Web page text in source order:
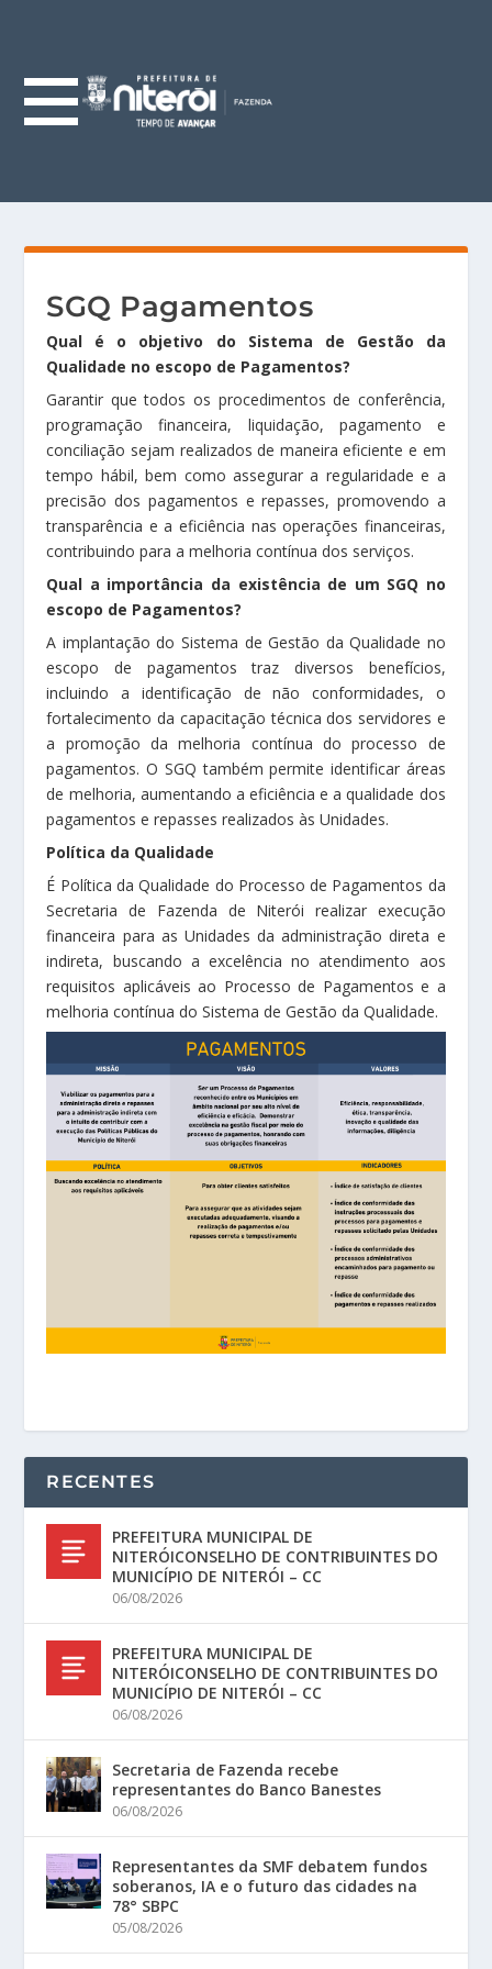
SGQ Pagamentos
Qual é o objetivo do Sistema de Gestão da
Qualidade no escopo de Pagamentos?
Garantir que todos os procedimentos de conferência,
programação financeira, liquidação, pagamento e
conciliação sejam realizados de maneira eficiente e em
tempo hábil, bem como assegurar a regularidade e a
precisão dos pagamentos e repasses, promovendo a
transparência e a eficiência nas operações financeiras,
contribuindo para a melhoria contínua dos serviços.
Qual a importância da existência de um SGQ no
escopo de Pagamentos?
A implantação do Sistema de Gestão da Qualidade no
escopo de pagamentos traz diversos benefícios,
incluindo a identificação de não conformidades, o
fortalecimento da capacitação técnica dos servidores e
a promoção da melhoria contínua do processo de
pagamentos. O SGQ também permite identificar áreas
de melhoria, aumentando a eficiência e a qualidade dos
pagamentos e repasses realizados às Unidades.
Política da Qualidade
É Política da Qualidade do Processo de Pagamentos da
Secretaria de Fazenda de Niterói realizar execução
financeira para as Unidades da administração direta e
indireta, buscando a excelência no atendimento aos
requisitos aplicáveis ao Processo de Pagamentos e a
melhoria contínua do Sistema de Gestão da Qualidade.
RECENTES
PREFEITURA MUNICIPAL DE
NITERÓICONSELHO DE CONTRIBUINTES DO
MUNICÍPIO DE NITERÓI – CC
06/08/2026
PREFEITURA MUNICIPAL DE
NITERÓICONSELHO DE CONTRIBUINTES DO
MUNICÍPIO DE NITERÓI – CC
06/08/2026
Secretaria de Fazenda recebe
representantes do Banco Banestes
06/08/2026
Representantes da SMF debatem fundos
soberanos, IA e o futuro das cidades na
78° SBPC
05/08/2026